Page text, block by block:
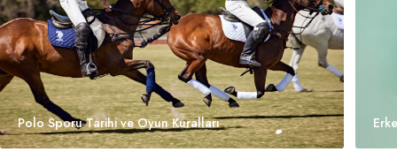
Polo Sporu Tarihi ve Oyun Kuralları